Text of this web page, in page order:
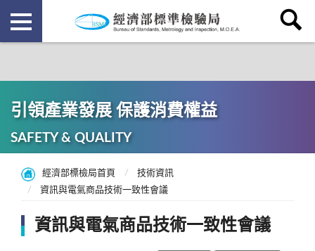
引領產業發展 保護消費權益
SAFETY & QUALITY
經濟部標檢局首頁
技術資訊
資訊與電氣商品技術一致性會議
資訊與電氣商品技術一致性會議